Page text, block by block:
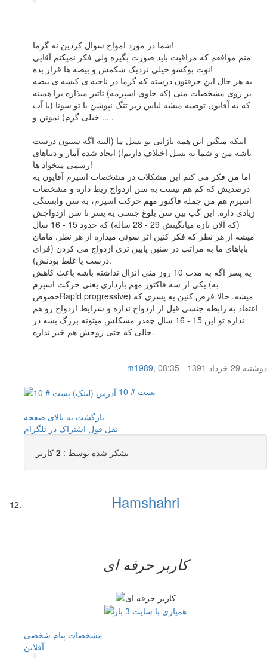
شما در مورد امواج سوال کردین نه گرما!
منم موافقم که مراقبت باید صورت بگیره ولی فکر نمیکنم آقایی
نوت بوکشو خیلی نزدیک شکمش و بیضه ها قرار بده!
به هر حال این حرفتون درسته که گرما در ناحیه ی کیسه ی بیضه
بر روی مشخصات منی (که حاوی اسپرمه) تاثیر میذاره برا همینه
که به آفایون توصیه میشه لباس زیر تنگ نپوشن یا تو سونا (با آب
خیلی گرم) نمونن و ... .
اینکه میگین این همه نازایی تو نسل ما (البته اگه سنتون درست
باشه من و شما یه نسل اختلاف داریم!) ایجاد شده آمار و دیتاهای
رسمی میخواد ها!
اما من فکر می کنم این مشکلات در مشخصات اسپرم آقایون یه
درصدیش که کم هم نیست به سن ازدواج ربط داره و مشخصات
اسپرم هم من جمله فاکتور مهم حرکت اسپرم، به سن وابستگی
زیادی داره. این گپ بین سن بلوغ جنسی یه پسر تا سن ازدواجش
(که الان تازه میانگینش 29 - 28 ساله) که حدود 15 - 16 سال
میشه از هر نظر که فکر کنین اثر سوئی میذاره از هر نظر. مامان
باباهای ما به مراتب در سنین پایین تری ازدواج می کردن (فرای
درست یا غلط بودنش).
یه پسر اگه به مدت 10 روز منی انزال نداشته باشه باعث کاهش
یکی از سه فاکتور مهم بارداری یعنی حرکت اسپرم (به
خصوصRapid progressive) میشه. حالا فرض کنین یه پسری که
اعتقاد به رابطه جنسی قبل از ازدواج نداره و شرایط ازدواج رو هم
نداره تو این 15 - 16 سال چقدر مشکلش میتونه بزرگ بشه در
حالی که حتی روحش هم خبر نداره.
m1989,
دوشنبه 29 خرداد 1391 - 08:35
پست # 10
بازگشت به بالای صفحه
نقل قول اشتراک در تلگرام
تشکر شده توسط : 2 کاربر
Hamshahri
کاربر حرفه ای
مشخصات پیام شخصی
آفلاين